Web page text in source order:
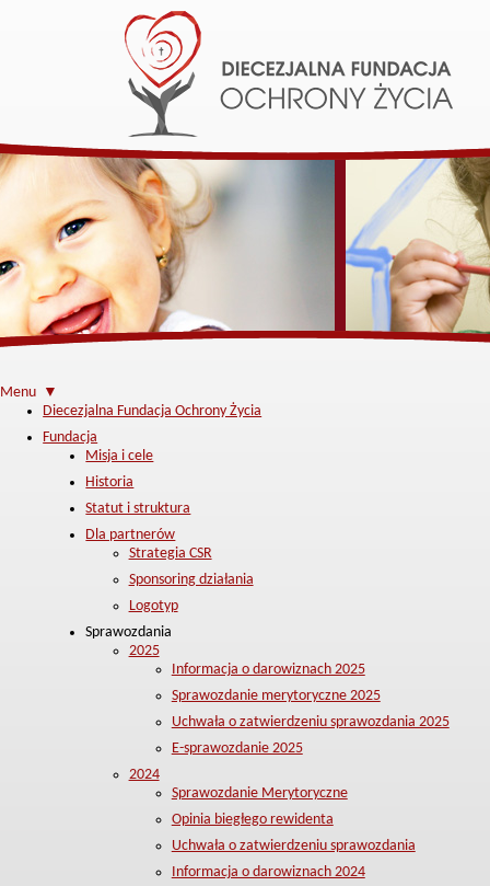
Menu ▼
Diecezjalna Fundacja Ochrony Życia
Fundacja
Misja i cele
Historia
Statut i struktura
Dla partnerów
Strategia CSR
Sponsoring działania
Logotyp
Sprawozdania
2025
Informacja o darowiznach 2025
Sprawozdanie merytoryczne 2025
Uchwała o zatwierdzeniu sprawozdania 2025
E-sprawozdanie 2025
2024
Sprawozdanie Merytoryczne
Opinia biegłego rewidenta
Uchwała o zatwierdzeniu sprawozdania
Informacja o darowiznach 2024